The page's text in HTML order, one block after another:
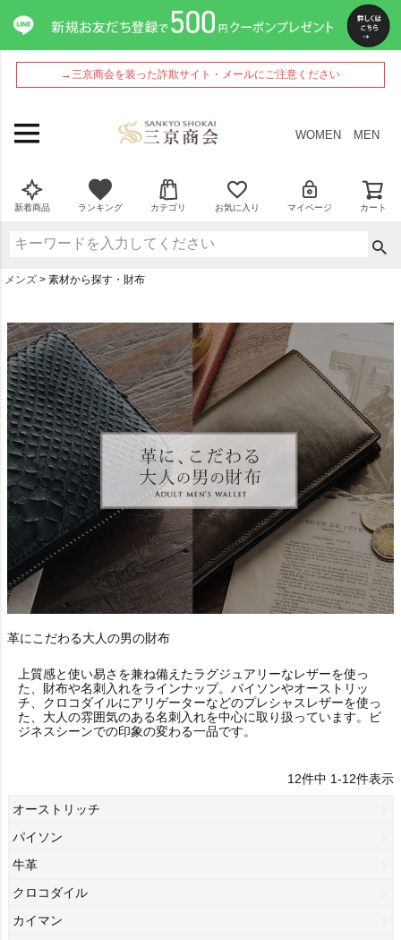
→三京商会を装った詐欺サイト・メールにご注意ください
WOMEN MEN
新着商品 ランキング カテゴリ お気に入り マイページ カート
メンズ 素材から探す・財布
革にこだわる大人の男の財布
上質感と使い易さを兼ね備えたラグジュアリーなレザーを使っ
た、財布や名刺入れをラインナップ。パイソンやオーストリッ
チ、クロコダイルにアリゲーターなどのプレシャスレザーを使っ
た、大人の雰囲気のある名刺入れを中心に取り扱っています。ビ
ジネスシーンでの印象の変わる一品です。
12件中 1-12件表示
オーストリッチ
パイソン
牛革
クロコダイル
カイマン